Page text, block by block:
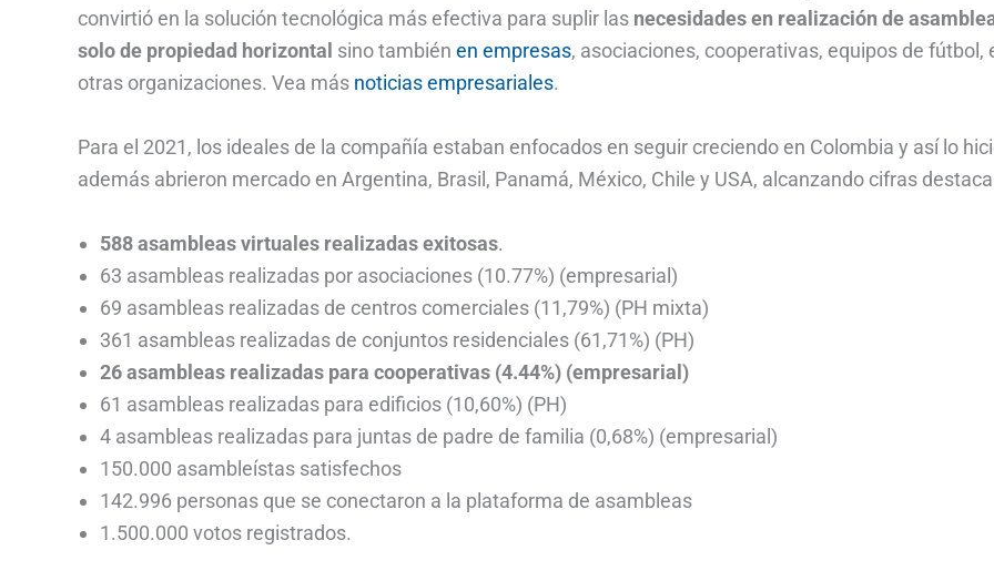
convirtió en la solución tecnológica más efectiva para suplir las necesidades en realización de
solo de propiedad horizontal sino también en empresas, asociaciones, cooperativas, equipos de fútbol,
otras organizaciones. Vea más noticias empresariales.
Para el 2021, los ideales de la compañía estaban enfocados en seguir creciendo en Colombia y así lo
además abrieron mercado en Argentina, Brasil, Panamá, México, Chile y USA, alcanzando cifras
588 asambleas virtuales realizadas exitosas.
63 asambleas realizadas por asociaciones (10.77%) (empresarial)
69 asambleas realizadas de centros comerciales (11,79%) (PH mixta)
361 asambleas realizadas de conjuntos residenciales (61,71%) (PH)
26 asambleas realizadas para cooperativas (4.44%) (empresarial)
61 asambleas realizadas para edificios (10,60%) (PH)
4 asambleas realizadas para juntas de padre de familia (0,68%) (empresarial)
150.000 asambleístas satisfechos
142.996 personas que se conectaron a la plataforma de asambleas
1.500.000 votos registrados.